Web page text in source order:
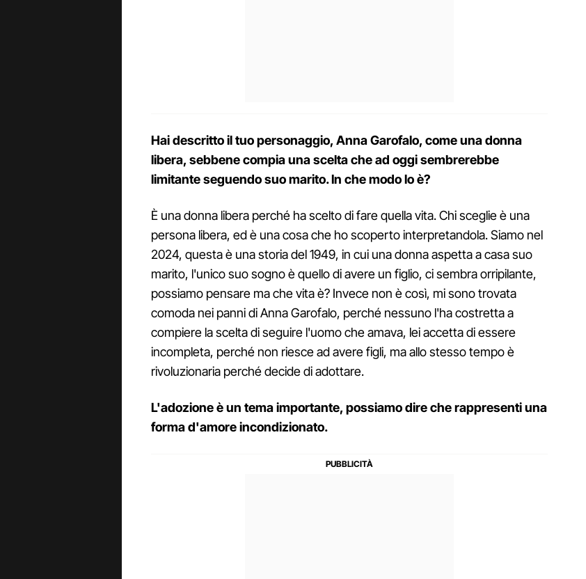
Hai descritto il tuo personaggio, Anna Garofalo, come una donna
libera, sebbene compia una scelta che ad oggi sembrerebbe
limitante seguendo suo marito. In che modo lo è?
È una donna libera perché ha scelto di fare quella vita. Chi sceglie è una
persona libera, ed è una cosa che ho scoperto interpretandola. Siamo nel
2024, questa è una storia del 1949, in cui una donna aspetta a casa suo
marito, l'unico suo sogno è quello di avere un figlio, ci sembra orripilante,
possiamo pensare ma che vita è? Invece non è così, mi sono trovata
comoda nei panni di Anna Garofalo, perché nessuno l'ha costretta a
compiere la scelta di seguire l'uomo che amava, lei accetta di essere
incompleta, perché non riesce ad avere figli, ma allo stesso tempo è
rivoluzionaria perché decide di adottare.
L'adozione è un tema importante, possiamo dire che rappresenti una
forma d'amore incondizionato.